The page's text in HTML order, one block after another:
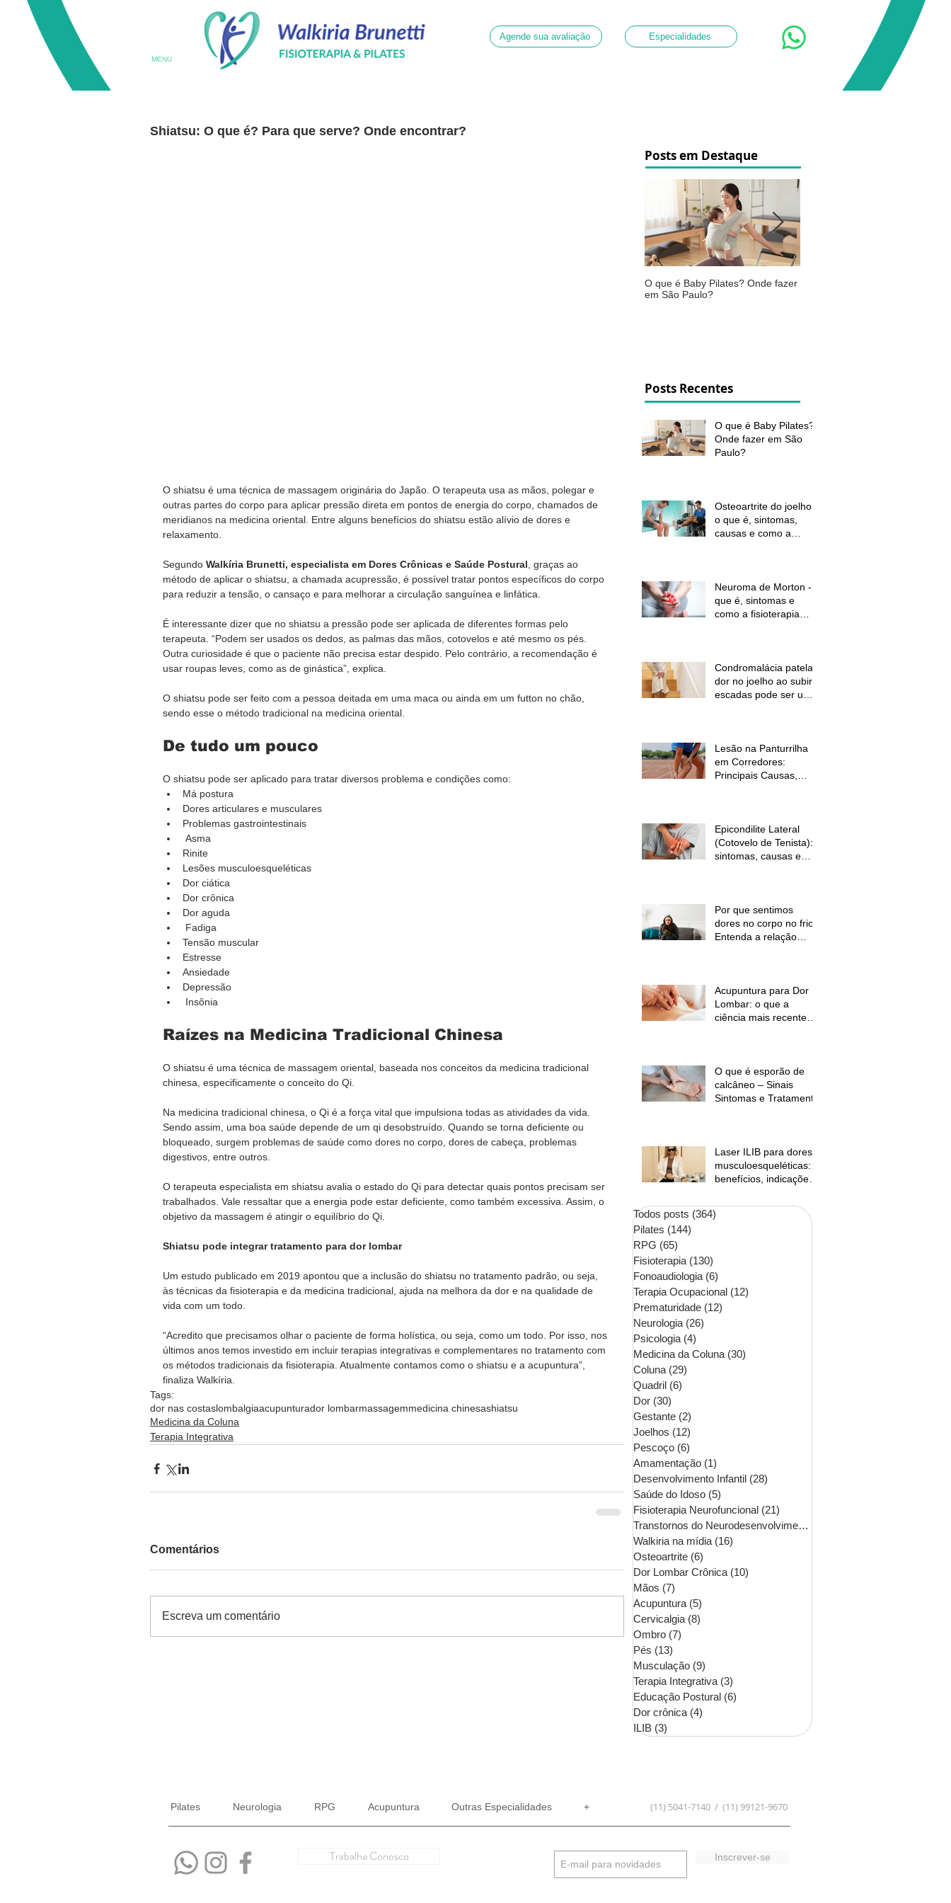
MENU
Agende sua avaliação Especialidades
Shiatsu: O que é? Para que serve? Onde encontrar?
O shiatsu é uma técnica de massagem originária do Japão. O terapeuta usa as mãos, polegar e
outras partes do corpo para aplicar pressão direta em pontos de energia do corpo, chamados de
meridianos na medicina oriental. Entre alguns benefícios do shiatsu estão alívio de dores e
relaxamento.
Segundo Walkíria Brunetti, especialista em Dores Crônicas e Saúde Postural , graças ao
método de aplicar o shiatsu, a chamada acupressão, é possível tratar pontos específicos do corpo
para reduzir a tensão, o cansaço e para melhorar a circulação sanguínea e linfática.
É interessante dizer que no shiatsu a pressão pode ser aplicada de diferentes formas pelo
terapeuta. “Podem ser usados os dedos, as palmas das mãos, cotovelos e até mesmo os pés.
Outra curiosidade é que o paciente não precisa estar despido. Pelo contrário, a recomendação é
usar roupas leves, como as de ginástica”, explica.
O shiatsu pode ser feito com a pessoa deitada em uma maca ou ainda em um futton no chão,
sendo esse o método tradicional na medicina oriental.
De tudo um pouco
O shiatsu pode ser aplicado para tratar diversos problema e condições como:
Má postura
Dores articulares e musculares
Problemas gastrointestinais
Asma
Rinite
Lesões musculoesqueléticas
Dor ciática
Dor crônica
Dor aguda
Fadiga
Tensão muscular
Estresse
Ansiedade
Depressão
Insônia
Raízes na Medicina Tradicional Chinesa
O shiatsu é uma técnica de massagem oriental, baseada nos conceitos da medicina tradicional
chinesa, especificamente o conceito do Qi.
Na medicina tradicional chinesa, o Qi é a força vital que impulsiona todas as atividades da vida.
Sendo assim, uma boa saúde depende de um qi desobstruído. Quando se torna deficiente ou
bloqueado, surgem problemas de saúde como dores no corpo, dores de cabeça, problemas
digestivos, entre outros.
O terapeuta especialista em shiatsu avalia o estado do Qi para detectar quais pontos precisam ser
trabalhados. Vale ressaltar que a energia pode estar deficiente, como também excessiva. Assim, o
objetivo da massagem é atingir o equilíbrio do Qi.
Shiatsu pode integrar tratamento para dor lombar
Um estudo publicado em 2019 apontou que a inclusão do shiatsu no tratamento padrão, ou seja,
às técnicas da fisioterapia e da medicina tradicional, ajuda na melhora da dor e na qualidade de
vida com um todo.
“Acredito que precisamos olhar o paciente de forma holística, ou seja, como um todo. Por isso, nos
últimos anos temos investido em incluir terapias integrativas e complementares no tratamento com
os métodos tradicionais da fisioterapia. Atualmente contamos como o shiatsu e a acupuntura”,
finaliza Walkíria.
Tags:
dor nas costaslombalgiaacupunturador lombarmassagemmedicina chinesashiatsu
Medicina da Coluna
Terapia Integrativa
Comentários
Escreva um comentário
Posts em Destaque
O que é Baby Pilates? Onde fazer
em São Paulo?
Posts Recentes
O que é Baby Pilates?
Onde fazer em São
Paulo?
Osteoartrite do joelho:
o que é, sintomas,
causas e como a
Neuroma de Morton - o
que é, sintomas e
como a fisioterapia
Condromalácia patelar:
dor no joelho ao subir
escadas pode ser um
Lesão na Panturrilha
em Corredores:
Principais Causas,
Epicondilite Lateral
(Cotovelo de Tenista):
sintomas, causas e
Por que sentimos
dores no corpo no frio?
Entenda a relação
Acupuntura para Dor
Lombar: o que a
ciência mais recente
O que é esporão de
calcâneo – Sinais
Sintomas e Tratamento
Laser ILIB para dores
musculoesqueléticas:
benefícios, indicações
Todos posts (364)
Pilates (144)
RPG (65)
Fisioterapia (130)
Fonoaudiologia (6)
Terapia Ocupacional (12)
Prematuridade (12)
Neurologia (26)
Psicologia (4)
Medicina da Coluna (30)
Coluna (29)
Quadril (6)
Dor (30)
Gestante (2)
Joelhos (12)
Pescoço (6)
Amamentação (1)
Desenvolvimento Infantil (28)
Saúde do Idoso (5)
Fisioterapia Neurofuncional (21)
Transtornos do Neurodesenvolvimento
Walkiria na mídia (16)
Osteoartrite (6)
Dor Lombar Crônica (10)
Mãos (7)
Acupuntura (5)
Cervicalgia (8)
Ombro (7)
Pés (13)
Musculação (9)
Terapia Integrativa (3)
Educação Postural (6)
Dor crônica (4)
ILIB (3)
(11) 5041-7140 / (11) 99121-9670
Pilates Neurologia RPG Acupuntura Outras Especialidades +
Trabalhe Conosco Inscrever-se